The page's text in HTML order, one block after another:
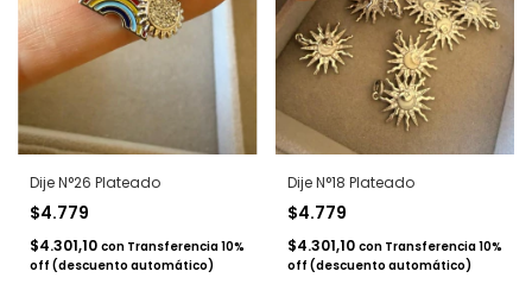
Dije N°26 Plateado
$4.779
$4.301,10 con Transferencia 10%
off (descuento automático)
Dije N°18 Plateado
$4.779
$4.301,10 con Transferencia 10%
off (descuento automático)